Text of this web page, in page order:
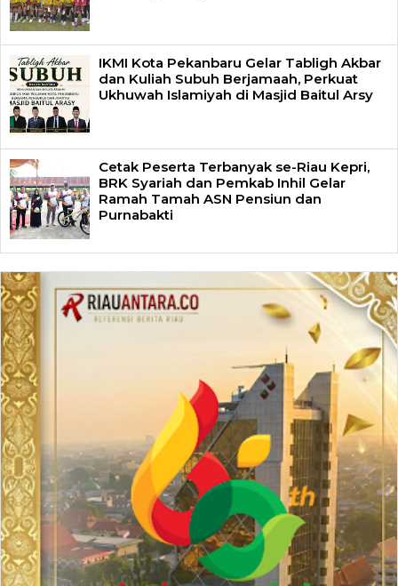
IKMI Kota Pekanbaru Gelar Tabligh Akbar
dan Kuliah Subuh Berjamaah, Perkuat
Ukhuwah Islamiyah di Masjid Baitul Arsy
Cetak Peserta Terbanyak se-Riau Kepri,
BRK Syariah dan Pemkab Inhil Gelar
Ramah Tamah ASN Pensiun dan
Purnabakti